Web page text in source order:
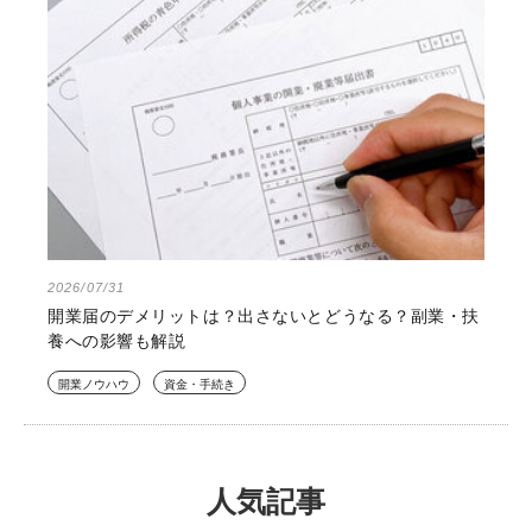
2026/07/31
開業届のデメリットは？出さないとどうなる？副業・扶
養への影響も解説
開業ノウハウ 資金・手続き
人気記事